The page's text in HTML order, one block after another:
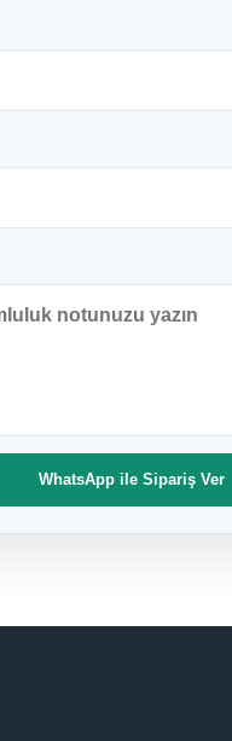
WhatsApp ile Sipariş Ver